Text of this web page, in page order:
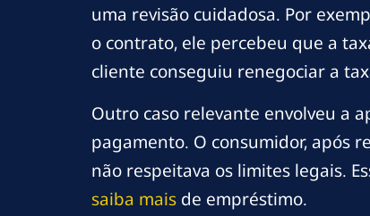
uma revisão cuidadosa. Por
o contrato, ele percebeu que a
cliente conseguiu renegociar a
Outro caso relevante envolveu a
pagamento. O consumidor, após
não respeitava os limites legais.
saiba mais de empréstimo.